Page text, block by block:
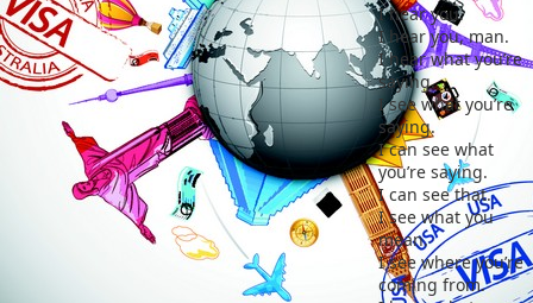
I hear you.
I hear you, man.
I hear what you’re
saying.
I see what you’re
saying.
I can see what
you’re saying.
I can see that.
I see what you
mean.
I see where you’re
coming from.